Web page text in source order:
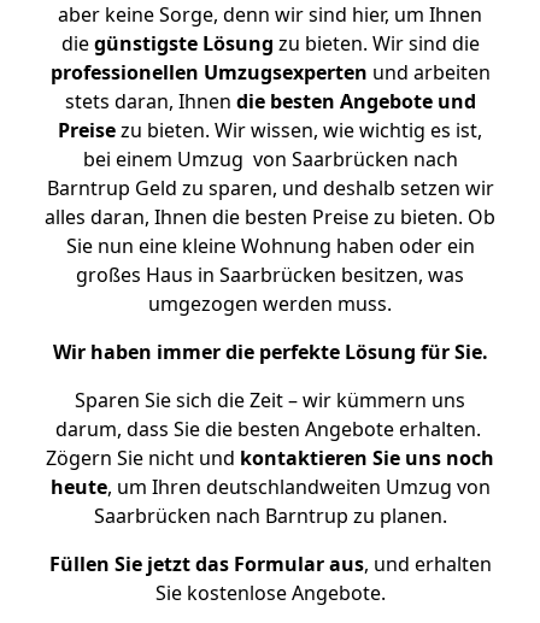
aber keine Sorge, denn wir sind hier, um Ihnen
diegünstigste Lösung zu bieten. Wir sind die
professionellen Umzugsexperten und arbeiten
stets daran, Ihnen die besten Angebote und
Preisezu bieten. Wir wissen, wie wichtig es ist,
bei einem Umzug von Saarbrücken nach
Barntrup Geld zu sparen, und deshalb setzen wir
alles daran, Ihnen die besten Preise zu bieten. Ob
Sie nun eine kleine Wohnung haben oder ein
großes Haus in Saarbrücken besitzen, was
umgezogen werden muss.
Wir haben immer die perfekte Lösung für Sie.
Sparen Sie sich die Zeit – wir kümmern uns
darum, dass Sie die besten Angebote erhalten.
Zögern Sie nicht und kontaktieren Sie uns noch
heute, um Ihren deutschlandweiten Umzug von
Saarbrücken nach Barntrup zu planen.
Füllen Sie jetzt das Formular aus, und erhalten
Sie kostenlose Angebote.